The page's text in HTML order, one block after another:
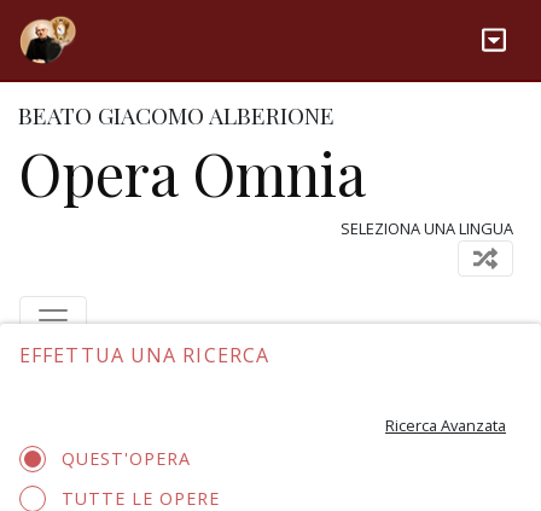
BEATO GIACOMO ALBERIONE
Opera Omnia
SELEZIONA UNA LINGUA
EFFETTUA UNA RICERCA
Ricerca Avanzata
QUEST'OPERA
TUTTE LE OPERE